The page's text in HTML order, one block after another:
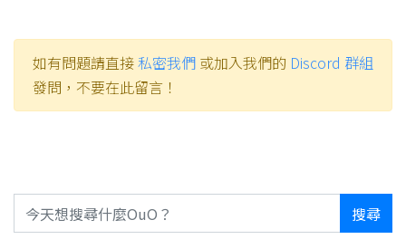
如有問題請直接私密我們 或加入我們的 Discord 群組
發問，不要在此留言！
搜尋